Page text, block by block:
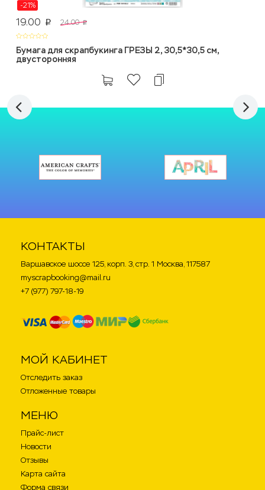
-21%
19.00 p 24.00 p
Бумага для скрапбукинга ГРЕЗЫ 2, 30,5*30,5 см,
двусторонняя
КОНТАКТЫ
Варшавское шоссе 125, корп. 3, стр. 1 Москва, 117587
myscrapbooking@mail.ru
+7 (977) 797-18-19
МОЙ КАБИНЕТ
Отследить заказ
Отложенные товары
МЕНЮ
Прайс-лист
Новости
Отзывы
Карта сайта
Форма связи